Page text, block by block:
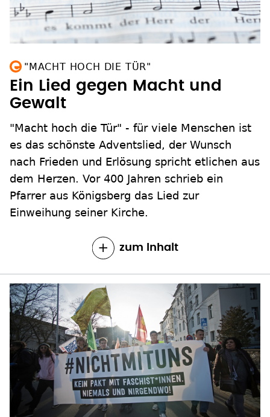
"MACHT HOCH DIE TÜR"
Ein Lied gegen Macht und
Gewalt
"Macht hoch die Tür" - für viele Menschen ist
es das schönste Adventslied, der Wunsch
nach Frieden und Erlösung spricht etlichen aus
dem Herzen. Vor 400 Jahren schrieb ein
Pfarrer aus Königsberg das Lied zur
Einweihung seiner Kirche.
zum Inhalt